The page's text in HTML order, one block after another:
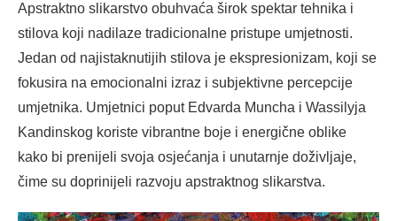
Apstraktno slikarstvo obuhvaća širok spektar tehnika i
stilova koji nadilaze tradicionalne pristupe umjetnosti.
Jedan od najistaknutijih stilova je ekspresionizam, koji se
fokusira na emocionalni izraz i subjektivne percepcije
umjetnika. Umjetnici poput Edvarda Muncha i Wassilyja
Kandinskog koriste vibrantne boje i energične oblike
kako bi prenijeli svoja osjećanja i unutarnje doživljaje,
čime su doprinijeli razvoju apstraktnog slikarstva.